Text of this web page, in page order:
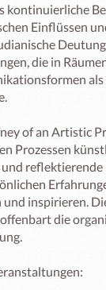
kontinuierliche
Einflüssen
die in
of an Artistic
Prozessen
reflektierende
und inspirieren.
die